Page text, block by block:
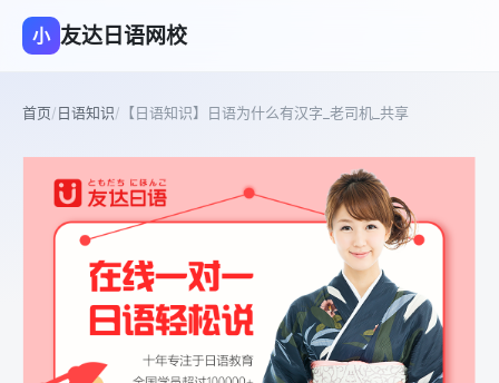
小 友达日语网校
首页/日语知识/ 【日语知识】日语为什么有汉字_老司机_共享